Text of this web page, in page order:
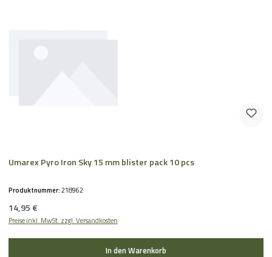
Umarex Pyro Iron Sky 15 mm blister pack 10 pcs
Produktnummer:218962
Regulärer Preis:
14,95 €
Preise inkl. MwSt. zzgl. Versandkosten
In den Warenkorb